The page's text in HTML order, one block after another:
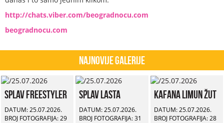
http://chats.viber.com/beogradnocu.com
beogradnocu.com
Najnovije Galerije
Splav Freestyler
DATUM: 25.07.2026.
BROJ FOTOGRAFIJA: 29
Splav Lasta
DATUM: 25.07.2026.
BROJ FOTOGRAFIJA: 31
Kafana Limun Žut
DATUM: 25.07.2026.
BROJ FOTOGRAFIJA: 28